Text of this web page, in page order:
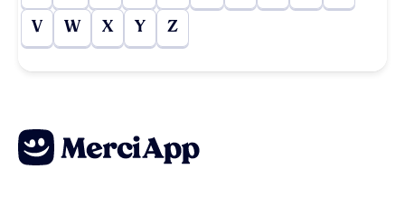
V W X Y Z